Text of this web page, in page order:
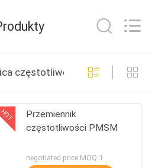
50
częstotliwości
Przemiennik
częstotliwości PMSM
negotiated price MOQ:1